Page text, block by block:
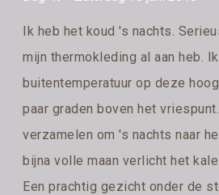
Ik heb het koud 's nachts.
mijn thermokleding al aan heb.
buitentemperatuur op deze
paar graden boven het
verzamelen om 's nachts naar
bijna volle maan verlicht het
Een prachtig gezicht onder de